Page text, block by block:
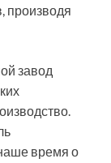
производя
завод
время о